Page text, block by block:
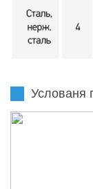
Услованя